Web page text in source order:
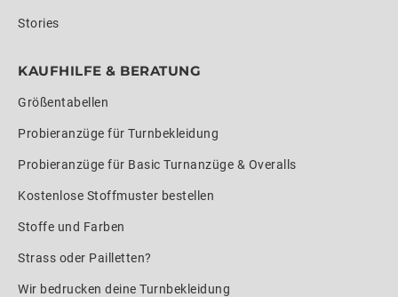
Stories
KAUFHILFE & BERATUNG
Größentabellen
Probieranzüge für Turnbekleidung
Probieranzüge für Basic Turnanzüge & Overalls
Kostenlose Stoffmuster bestellen
Stoffe und Farben
Strass oder Pailletten?
Wir bedrucken deine Turnbekleidung